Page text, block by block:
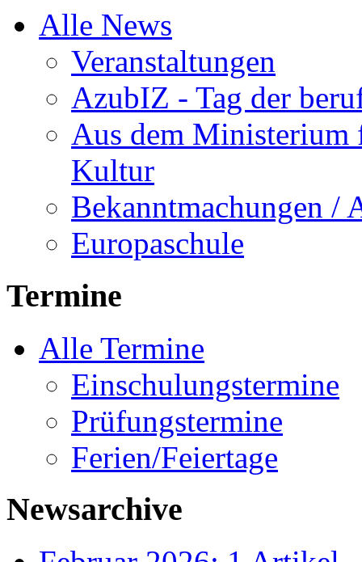
Alle News
Veranstaltungen
AzubIZ - Tag der
Aus dem Ministerium
Kultur
Bekanntmachungen /
Europaschule
Termine
Alle Termine
Einschulungstermine
Prüfungstermine
Ferien/Feiertage
Newsarchive